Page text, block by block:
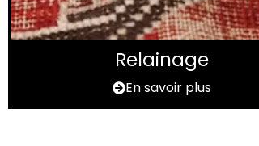
Relainage
En savoir plus